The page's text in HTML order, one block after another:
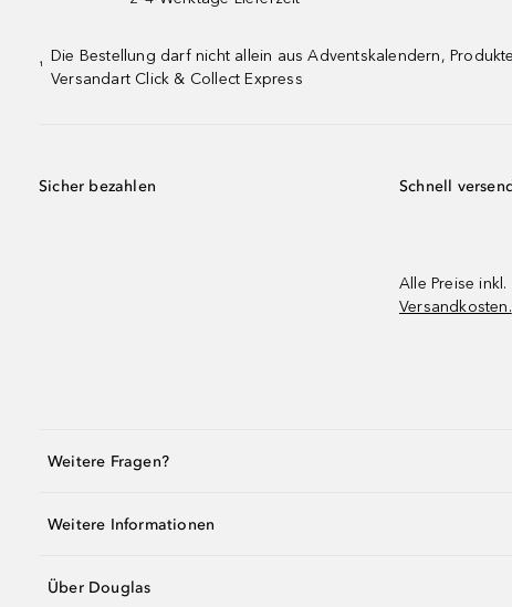
¹
Die Bestellung darf nicht allein aus Adventskalendern,
Versandart Click & Collect Express
Sicher bezahlen Schnell
Alle Preise
Versandkosten.
Weitere Fragen?
Weitere Informationen
Über Douglas